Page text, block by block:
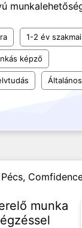
1-2 év
képző
Általános
Pécs,
munka